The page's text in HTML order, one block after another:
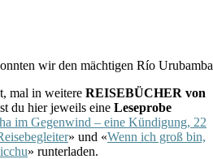
wir den mächtigen Río
mal in weitere REISEBÜCHER von
du hier jeweils eine Leseprobe
im Gegenwind – eine Kündigung, 22
» und «Wenn ich groß bin,
» runterladen.